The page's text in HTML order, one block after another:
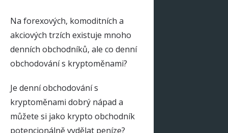
Na forexových, komoditních a
akciových trzích existuje mnoho
denních obchodníků, ale co denní
obchodování s kryptoměnami?
Je denní obchodování s
kryptoměnami dobrý nápad a
můžete si jako krypto obchodník
potencionálně vydělat peníze?